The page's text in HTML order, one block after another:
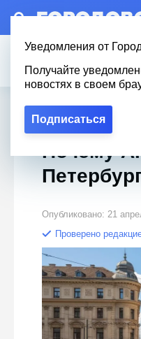
Уведомления от
Получайте
новостях в своем
Подписаться
Городовой Вопросы о
Почему
Опубликовано: 21
Проверено